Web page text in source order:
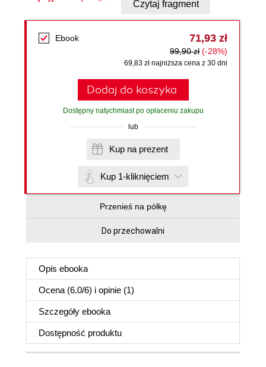
Czytaj fragment
Ebook 71,93 zł
99,90 zł (-28%)
69,83 zł najniższa cena z 30 dni
Dodaj do koszyka
Dostępny natychmiast po opłaceniu zakupu
lub
Kup na prezent
Kup 1-kliknięciem
Przenieś na półkę
Do przechowalni
Opis ebooka
Ocena (6.0/6) i opinie (1)
Szczegóły ebooka
Dostępność produktu